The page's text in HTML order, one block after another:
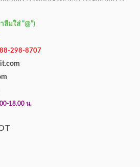
ลืมใส่ “@”)
298-8707
18.00 น.